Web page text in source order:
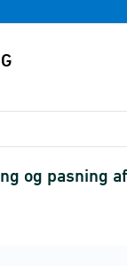
og pasning